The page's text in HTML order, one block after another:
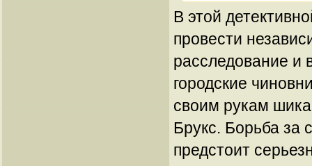
В этой
провести
расследование и
городские
своим рукам
Брукс. Борьба за
предстоит